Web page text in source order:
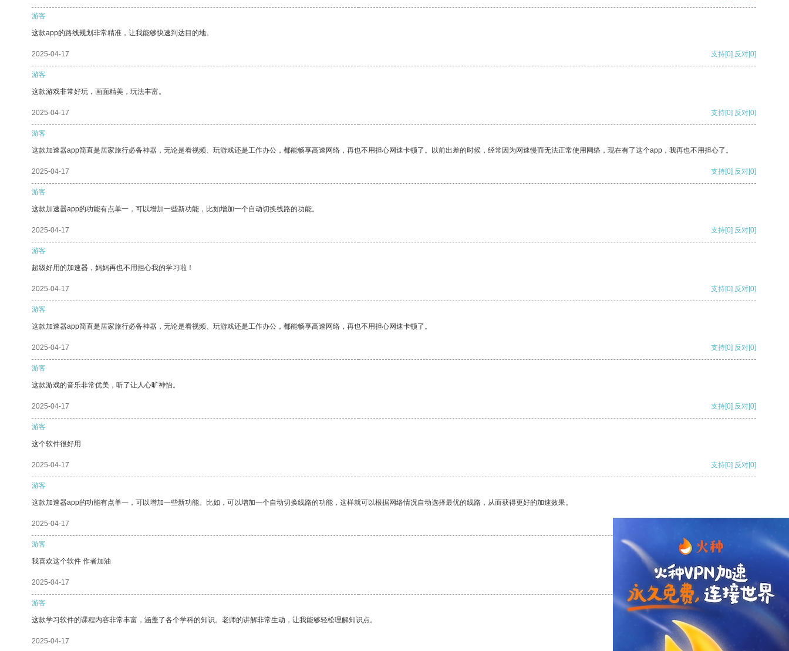
游客
这款app的路线规划非常精准，让我能够快速到达目的地。
2025-04-17 支持[0] 反对[0]
游客
这款游戏非常好玩，画面精美，玩法丰富。
2025-04-17 支持[0] 反对[0]
游客
这款加速器app简直是居家旅行必备神器，无论是看视频、玩游戏还是工作办公，都能畅享高速网络，再也不用担心网速卡顿了。以前出差的时候，经常因为网速慢而无法正常使用网络，现在有了这个app，我再也不用担心了。
2025-04-17 支持[0] 反对[0]
游客
这款加速器app的功能有点单一，可以增加一些新功能，比如增加一个自动切换线路的功能。
2025-04-17 支持[0] 反对[0]
游客
超级好用的加速器，妈妈再也不用担心我的学习啦！
2025-04-17 支持[0] 反对[0]
游客
这款加速器app简直是居家旅行必备神器，无论是看视频、玩游戏还是工作办公，都能畅享高速网络，再也不用担心网速卡顿了。
2025-04-17 支持[0] 反对[0]
游客
这款游戏的音乐非常优美，听了让人心旷神怡。
2025-04-17 支持[0] 反对[0]
游客
这个软件很好用
2025-04-17 支持[0] 反对[0]
游客
这款加速器app的功能有点单一，可以增加一些新功能。比如，可以增加一个自动切换线路的功能，这样就可以根据网络情况自动选择最优的线路，从而获得更好的加速效果。
2025-04-17
游客
我喜欢这个软件 作者加油
2025-04-17 支持 [0] 反对 [0]
游客
这款学习软件的课程内容非常丰富，涵盖了各个学科的知识。老师的讲解非常生动，让我能够轻松理解知识点。
2025-04-17 支持